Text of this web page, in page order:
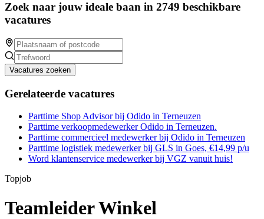
Zoek naar jouw ideale baan in 2749 beschikbare
vacatures
Vacatures zoeken
Gerelateerde vacatures
Parttime Shop Advisor bij Odido in Terneuzen
Parttime verkoopmedewerker Odido in Terneuzen.
Parttime commercieel medewerker bij Odido in Terneuzen
Parttime logistiek medewerker bij GLS in Goes, €14,99 p/u
Word klantenservice medewerker bij VGZ vanuit huis!
Topjob
Teamleider Winkel